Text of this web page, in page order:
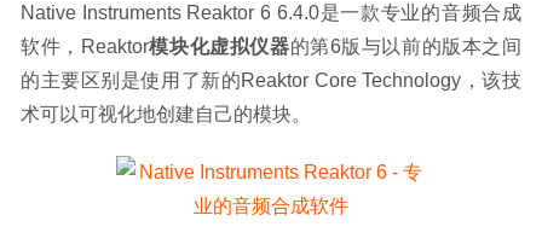
Native Instruments Reaktor 6 6.4.0是一款专业的音频合成
软件，Reaktor模块化虚拟仪器的第6版与以前的版本之间
的主要区别是使用了新的Reaktor Core Technology，该技
术可以可视化地创建自己的模块。